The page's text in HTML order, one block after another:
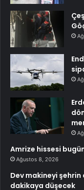
Amrize hissesi
Ağustos 8, 2026
Dev makineyi
dakikaya düşecek